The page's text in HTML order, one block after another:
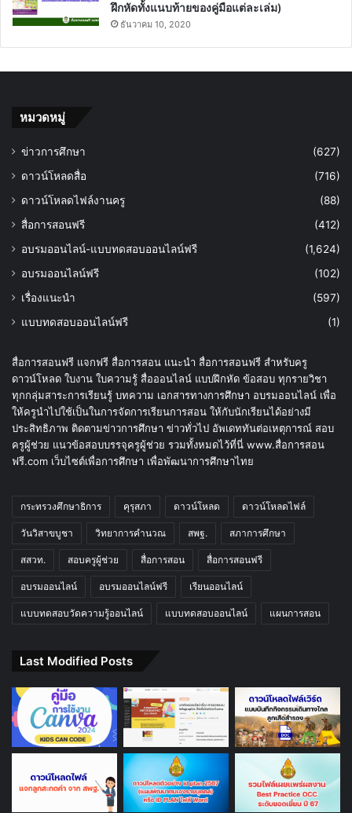
ฝึกหัดทั้งแนบท้ายของคู่มือแต่ละเล่ม)
ธันวาคม 10, 2020
หมวดหมู่
ข่าวการศึกษา
(627)
ดาวน์โหลดสื่อ
(716)
ดาวน์โหลดไฟล์งานครู
(88)
สื่อการสอนฟรี
(412)
อบรมออนไลน์-แบบทดสอบออนไลน์ฟรี
(1,624)
อบรมออนไลน์ฟรี
(102)
เรื่องแนะนำ
(597)
แบบทดสอบออนไลน์ฟรี
(1)
สื่อการสอนฟรี แจกฟรี สื่อการสอน แนะนำ สื่อการสอนฟรี สำหรับครู
ดาวน์โหลด ใบงาน ใบความรู้ สื่อออนไลน์ แบบฝึกหัด ข้อสอบ ทุกรายวิชา
ทุกกลุ่มสาระการเรียนรู้ บทความ เอกสารทางการศึกษา อบรมออนไลน์ เพื่อ
ให้ครูนำไปใช้เป็นในการจัดการเรียนการสอน ให้กับนักเรียนได้อย่างมี
ประสิทธิภาพ ติดตามข่าวการศึกษา ข่าวทั่วไป อัพเดททันต่อเหตุการณ์ สอบ
ครูผู้ช่วย แนวข้อสอบบรรจุครูผู้ช่วย รวมทั้งหมดไว้ที่นี่ www.สื่อการสอน
ฟรี.com เว็บไซต์เพื่อการศึกษา เพื่อพัฒนาการศึกษาไทย
กระทรวงศึกษาธิการ คุรุสภา ดาวน์โหลด ดาวน์โหลดไฟล์
วันวิสาขบูชา วิทยาการคำนวณ สพฐ. สภาการศึกษา
สสวท. สอบครูผู้ช่วย สื่อการสอน สื่อการสอนฟรี
อบรมออนไลน์ อบรมออนไลน์ฟรี เรียนออนไลน์
แบบทดสอบวัดความรู้ออนไลน์ แบบทดสอบออนไลน์ แผนการสอน
Last Modified Posts